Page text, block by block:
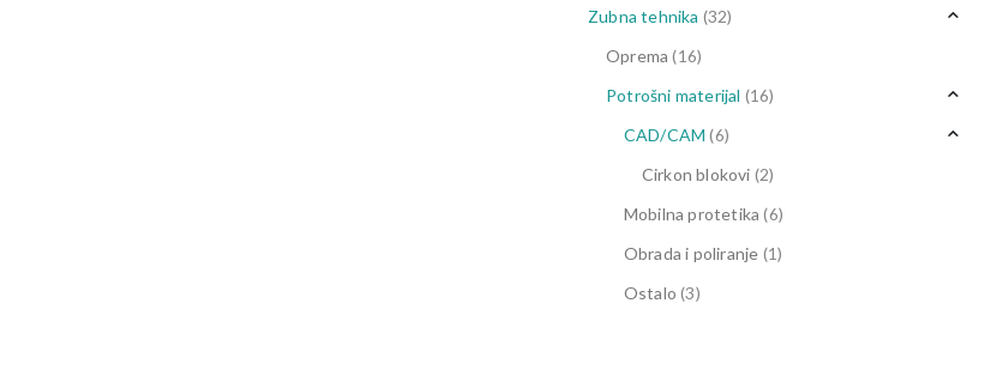
Zubna tehnika (32)
Oprema (16)
Potrošni materijal (16)
CAD/CAM (6)
Cirkon blokovi (2)
Mobilna protetika (6)
Obrada i poliranje (1)
Ostalo (3)